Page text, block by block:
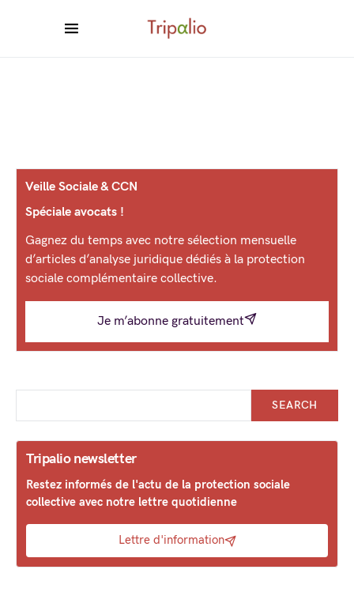
Veille Sociale & CCN
Spéciale avocats !
Gagnez du temps avec notre sélection mensuelle
d’articles d’analyse juridique dédiés à la protection
sociale complémentaire collective.
Je m’abonne gratuitement
SEARCH
Tripalio newsletter
Restez informés de l'actu de la protection sociale
collective avec notre lettre quotidienne
Lettre d'information